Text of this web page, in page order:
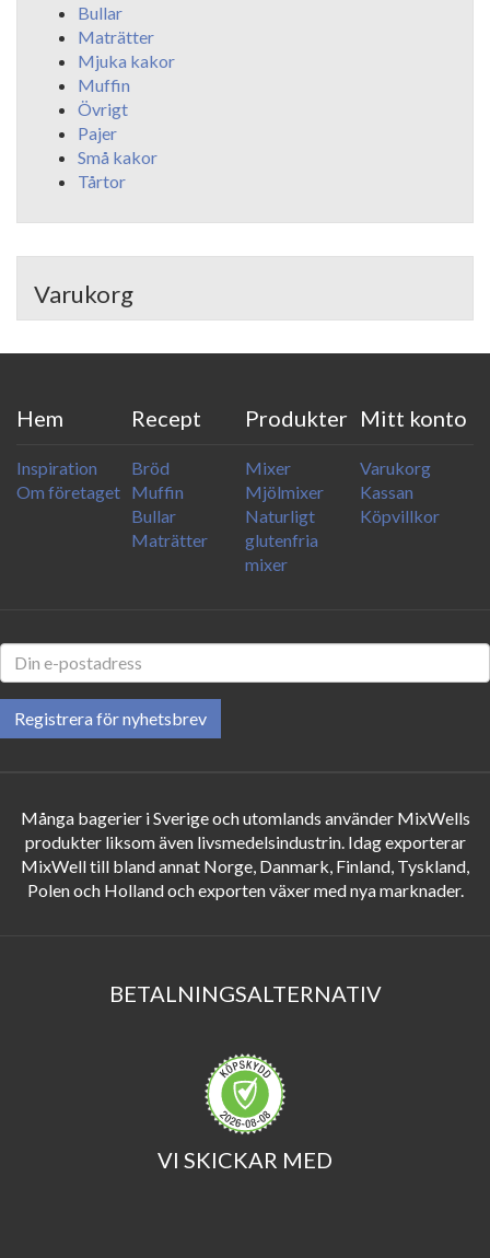
Bullar
Maträtter
Mjuka kakor
Muffin
Övrigt
Pajer
Små kakor
Tårtor
Varukorg
Hem
Inspiration
Om företaget
Recept
Bröd
Muffin
Bullar
Maträtter
Produkter
Mixer
Mjölmixer
Naturligt
glutenfria
mixer
Mitt konto
Varukorg
Kassan
Köpvillkor
Många bagerier i Sverige och utomlands använder MixWells
produkter liksom även livsmedelsindustrin. Idag exporterar
MixWell till bland annat Norge, Danmark, Finland, Tyskland,
Polen och Holland och exporten växer med nya marknader.
BETALNINGSALTERNATIV
VI SKICKAR MED